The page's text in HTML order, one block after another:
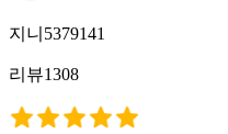
지니5379141
리뷰1308